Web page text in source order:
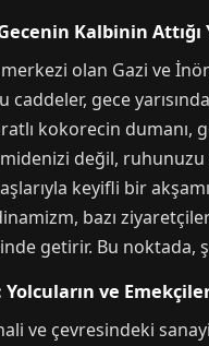
Kalbinin Attığı
olan Gazi ve
caddeler, gece
kokorecin
midenizi değil,
keyifli bir
bazı
getirir. Bu
ve
ve çevresindeki